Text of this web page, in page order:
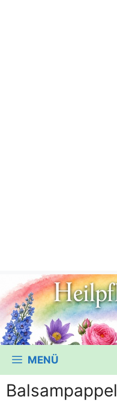
MENÜ
Balsampappel